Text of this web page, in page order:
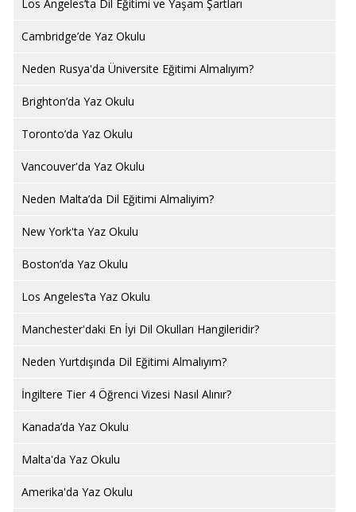
Los Angeles’ta Dil Eğitimi ve Yaşam Şartları
Cambridge’de Yaz Okulu
Neden Rusya'da Üniversite Eğitimi Almalıyım?
Brighton’da Yaz Okulu
Toronto’da Yaz Okulu
Vancouver'da Yaz Okulu
Neden Malta’da Dil Eğitimi Almaliyim?
New York'ta Yaz Okulu
Boston’da Yaz Okulu
Los Angeles’ta Yaz Okulu
Manchester'daki En İyi Dil Okulları Hangileridir?
Neden Yurtdışında Dil Eğitimi Almalıyım?
İngiltere Tier 4 Öğrenci Vizesi Nasıl Alınır?
Kanada’da Yaz Okulu
Malta'da Yaz Okulu
Amerika'da Yaz Okulu